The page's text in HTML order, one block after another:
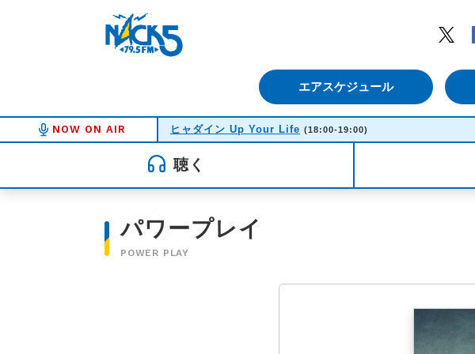
エアスケジュール
NOW ON AIR ヒャダイン Up Your Life (18:00-19:00)
聴く
パワープレイ
POWER PLAY